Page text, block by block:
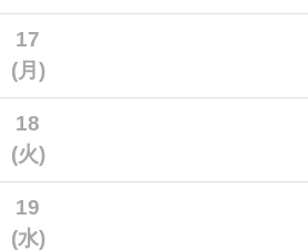
17
(月)
18
(火)
19
(水)